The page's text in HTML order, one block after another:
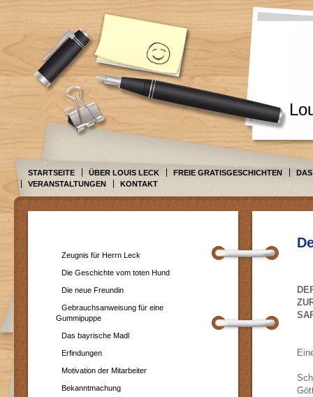
STARTSEITE ÜBER LOUIS LECK FREIE GRATISGESCHICHTEN
VERANSTALTUNGEN
KONTAKT
Zeugnis für Herrn Leck
Die Geschichte vom toten Hund
Die neue Freundin
Gebrauchsanweisung für eine
Gummipuppe
Das bayrische Madl
Erfindungen
Motivation der Mitarbeiter
Bekanntmachung